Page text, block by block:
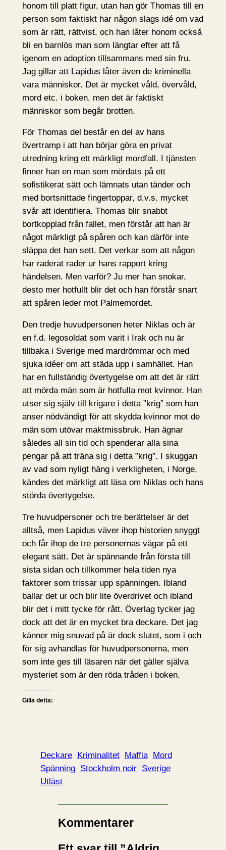
honom till platt figur, utan han gör Thomas till en
person som faktiskt har någon slags idé om vad
som är rätt, rättvist, och han låter honom också
bli en barnlös man som längtar efter att få
igenom en adoption tillsammans med sin fru.
Jag gillar att Lapidus låter även de kriminella
vara människor. Det är mycket våld, övervåld,
mord etc. i boken, men det är faktiskt
människor som begår brotten.
För Thomas del består en del av hans
övertramp i att han börjar göra en privat
utredning kring ett märkligt mordfall. I tjänsten
finner han en man som mördats på ett
sofistikerat sätt och lämnats utan tänder och
med bortsnittade fingertoppar, d.v.s. mycket
svår att identifiera. Thomas blir snabbt
bortkopplad från fallet, men förstår att han är
något märkligt på spåren och kan därför inte
släppa det han sett. Det verkar som att någon
har raderat rader ur hans rapport kring
händelsen. Men varför? Ju mer han snokar,
desto mer hotfullt blir det och han förstår snart
att spåren leder mot Palmemordet.
Den tredje huvudpersonen heter Niklas och är
en f.d. legosoldat som varit i Irak och nu är
tillbaka i Sverige med mardrömmar och med
sjuka idéer om att städa upp i samhället. Han
har en fullständig övertygelse om att det är rätt
att mörda män som är hotfulla mot kvinnor. Han
utser sig själv till krigare i detta ”krig” som han
anser nödvändigt för att skydda kvinnor mot de
män som utövar maktmissbruk. Han ägnar
således all sin tid och spenderar alla sina
pengar på att träna sig i detta ”krig”. I skuggan
av vad som nyligt häng i verkligheten, i Norge,
kändes det märkligt att läsa om Niklas och hans
störda övertygelse.
Tre huvudpersoner och tre berättelser är det
alltså, men Lapidus väver ihop historien snyggt
och får ihop de tre personernas vägar på ett
elegant sätt. Det är spännande från första till
sista sidan och tillkommer hela tiden nya
faktorer som trissar upp spänningen. Ibland
ballar det ur och blir lite överdrivet och ibland
blir det i mitt tycke för rått. Överlag tycker jag
dock att det är en mycket bra deckare. Det jag
känner mig snuvad på är dock slutet, som i och
för sig avhandlas för huvudpersonerna, men
som inte ges till läsaren när det gäller själva
mysteriet som är den röda tråden i boken.
Gilla detta:
Deckare Kriminalitet Maffia
Mord
Spänning Stockholm noir Sverige
Utläst
Kommentarer